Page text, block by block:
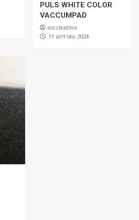
PULS WHITE COLOR
VACCUMPAD
nozzleadmin
่11 มกราคม 2024